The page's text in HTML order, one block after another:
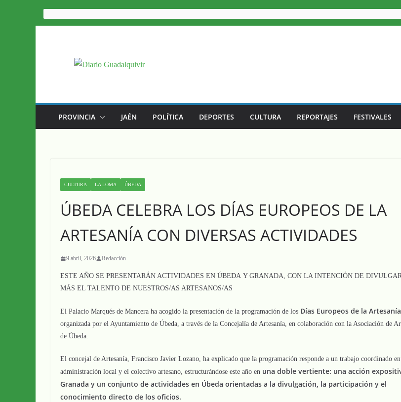
Saltar
al
PROVINCIA JAÉN POLÍTICA DEPORTES CULTURA REPORTAJES FESTIVALES
CULTURA LA LOMA ÚBEDA
ÚBEDA CELEBRA LOS DÍAS EUROPEOS DE LA
ARTESANÍA CON DIVERSAS ACTIVIDADES
9 abril, 2026 Redacción
ESTE AÑO SE PRESENTARÁN ACTIVIDADES EN ÚBEDA Y GRANADA, CON LA INTENCIÓN DE
MÁS EL TALENTO DE NUESTROS/AS ARTESANOS/AS
El Palacio Marqués de Mancera ha acogido la presentación de la programación de los Días Europeos de la Artesanía
organizada por el Ayuntamiento de Úbeda, a través de la Concejalía de Artesanía, en colaboración con la Asociación de
de Úbeda.
El concejal de Artesanía, Francisco Javier Lozano, ha explicado que la programación responde a un trabajo coordinado
administración local y el colectivo artesano, estructurándose este año en una doble vertiente: una acción
Granada y un conjunto de actividades en Úbeda orientadas a la divulgación, la participación y el
conocimiento directo de los oficios.